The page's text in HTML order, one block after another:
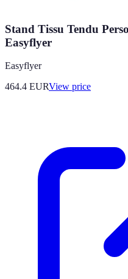
Stand Tissu Tendu
Easyflyer
Easyflyer
464.4 EURView price